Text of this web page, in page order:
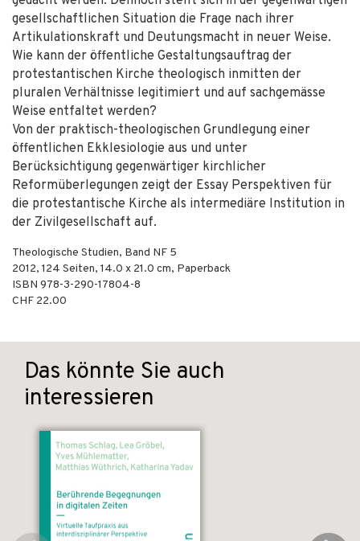
gesellschaftlichen Situation die Frage nach ihrer
Artikulationskraft und Deutungsmacht in neuer Weise.
Wie kann der öffentliche Gestaltungsauftrag der
protestantischen Kirche theologisch inmitten der
pluralen Verhältnisse legitimiert und auf sachgemässe
Weise entfaltet werden?
Von der praktisch-theologischen Grundlegung einer
öffentlichen Ekklesiologie aus und unter
Berücksichtigung gegenwärtiger kirchlicher
Reformüberlegungen zeigt der Essay Perspektiven für
die protestantische Kirche als intermediäre Institution in
der Zivilgesellschaft auf.
Theologische Studien, Band NF 5
2012, 124 Seiten, 14.0 x 21.0 cm, Paperback
ISBN 978-3-290-17804-8
CHF 22.00
Das könnte Sie auch
interessieren